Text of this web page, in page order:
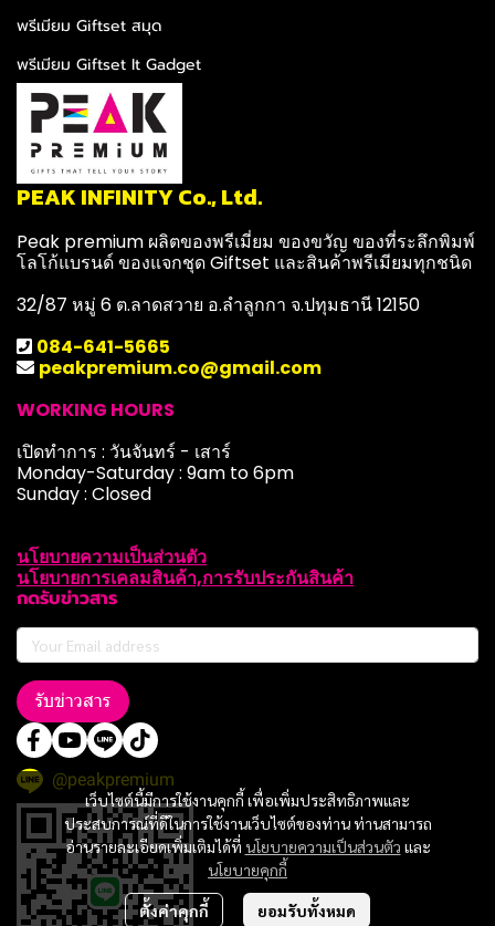
เว็บไซต์นี้มีการใช้งานคุกกี้ เพื่อเพิ่มประสิทธิภาพและ
ประสบการณ์ที่ดีในการใช้งานเว็บไซต์ของท่าน ท่านสามารถ
อ่านรายละเอียดเพิ่มเติมได้ที่ นโยบายความเป็นส่วนตัว และ
นโยบายคุกกี้
ตั้งค่าคุกกี้ ยอมรับทั้งหมด
พรีเมียม Giftset สมุด
พรีเมียม Giftset It Gadget
PEAK INFINITY Co., Ltd.
Peak premium ผลิตของพรีเมี่ยม ของขวัญ ของที่ระลึกพิมพ์
โลโก้แบรนด์ ของแจกชุด Giftset และสินค้าพรีเมียมทุกชนิด
32/87 หมู่ 6 ต.ลาดสวาย อ.ลำลูกกา จ.ปทุมธานี 12150
084-641-5665
peakpremium.co@gmail.com
WORKING HOURS
เปิดทำการ : วันจันทร์ - เสาร์
Monday-Saturday : 9am to 6pm
Sunday : Closed
นโยบายความเป็นส่วนตัว
นโยบายการเคลมสินค้า,การรับประกันสินค้า
กดรับข่าวสาร
รับข่าวสาร
@peakpremium